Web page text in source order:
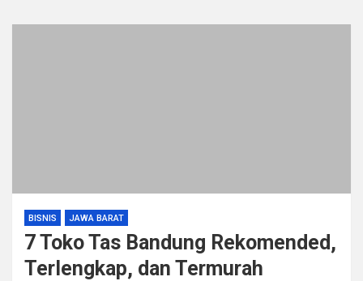
BISNIS JAWA BARAT
7 Toko Tas Bandung Rekomended,
Terlengkap, dan Termurah